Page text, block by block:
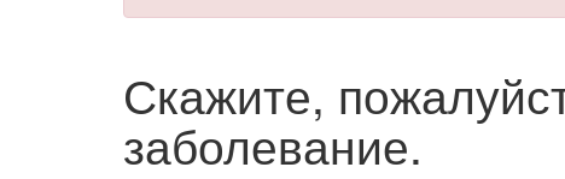
Скажите,
заболевание.